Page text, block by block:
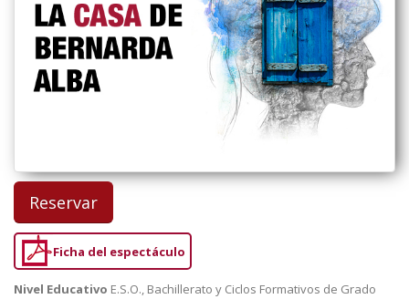
Reservar
Ficha del espectáculo
Nivel Educativo E.S.O., Bachillerato y Ciclos Formativos de Grado